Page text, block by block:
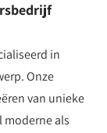
in
Onze
van unieke
moderne als